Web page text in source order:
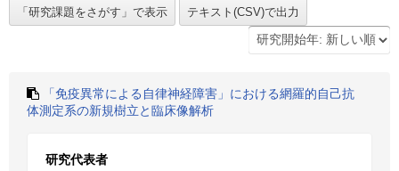
「免疫異常による自律神経障害」における網羅的自己抗
体測定系の新規樹立と臨床像解析
研究代表者